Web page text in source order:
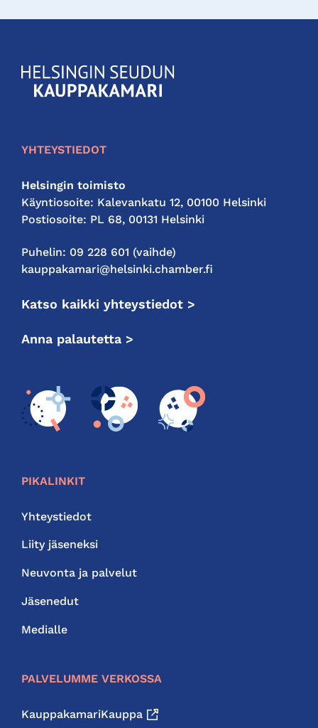
KauppakamariHelsingin
seudun
YHTEYSTIEDOT
Helsingin toimisto
Käyntiosoite: Kalevankatu 12, 00100 Helsinki
Postiosoite: PL 68, 00131 Helsinki
Puhelin: 09 228 601 (vaihde)
kauppakamari@helsinki.chamber.fi
Katso kaikki yhteystiedot >
Anna palautetta >
PIKALINKIT
Yhteystiedot
Liity jäseneksi
Neuvonta ja palvelut
Jäsenedut
Medialle
PALVELUMME VERKOSSA
KauppakamariKauppa